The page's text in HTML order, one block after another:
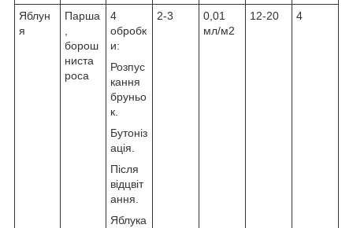
Яблун
я
Парша
борош
ниста
роса
4
обробк
и:
Розпус
кання
бруньо
к.
Бутоніз
ація.
Після
відцвіт
ання.
Яблука
2-3
0,01
мл/м2
12-20 4